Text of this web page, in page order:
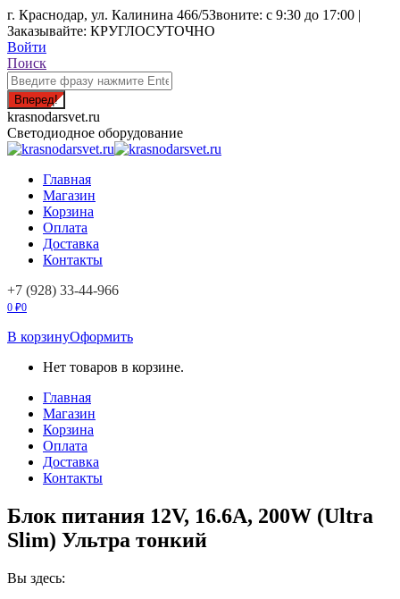
Перейти
к
содержанию
г. Краснодар, ул. Калинина 466/5Звоните: с 9:30 до 17:00 |
Заказывайте: КРУГЛОСУТОЧНО
Войти
Поиск:
Поиск
krasnodarsvet.ru
Светодиодное оборудование
Главная
Магазин
Корзина
Оплата
Доставка
Контакты
+7 (928) 33-44-966
0 ₽0
В корзинуОформить
Нет товаров в корзине.
Главная
Магазин
Корзина
Оплата
Доставка
Контакты
Блок питания 12V, 16.6A, 200W (Ultra
Slim) Ультра тонкий
Вы здесь: